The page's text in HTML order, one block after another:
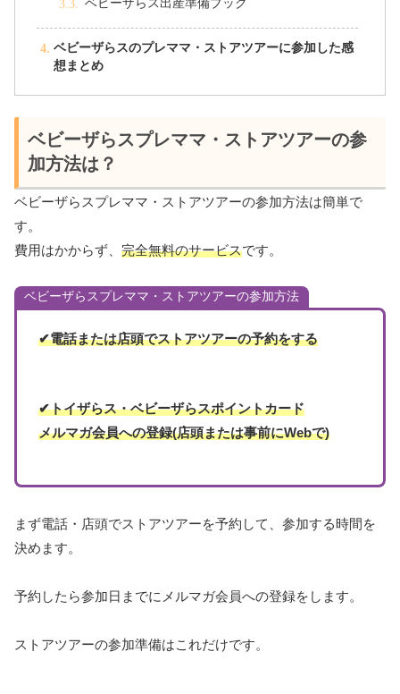
ベビーザらス出産準備ブック
ベビーザらスのプレママ・ストアツアーに参加した感
想まとめ
ベビーザらスプレママ・ストアツアーの参
加方法は？
ベビーザらスプレママ・ストアツアーの参加方法は簡単で
す。
費用はかからず、 完全無料のサービスです。
ベビーザらスプレママ・ストアツアーの参加方法
✔電話または店頭でストアツアーの予約をする
✔トイザらス・ベビーザらスポイントカード
メルマガ会員への登録(店頭または事前にWebで)
まず電話・店頭でストアツアーを予約して、参加する時間を
決めます。
予約したら参加日までにメルマガ会員への登録をします。
ストアツアーの参加準備はこれだけです。